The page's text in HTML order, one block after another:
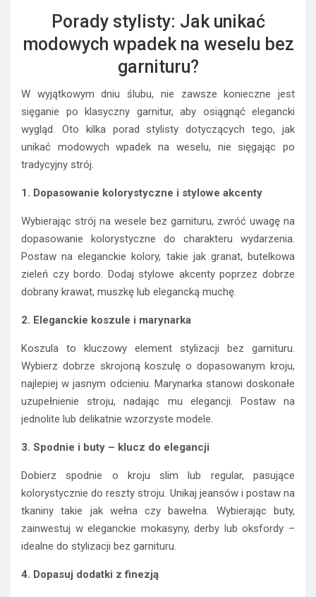
Porady stylisty: Jak unikać
modowych wpadek na weselu bez
garnituru?
W wyjątkowym dniu ślubu, nie zawsze konieczne jest
sięganie po klasyczny garnitur, aby osiągnąć elegancki
wygląd. Oto kilka porad stylisty dotyczących tego, jak
unikać modowych wpadek na weselu, nie sięgając po
tradycyjny strój.
1. Dopasowanie kolorystyczne i stylowe akcenty
Wybierając strój na wesele bez garnituru, zwróć uwagę na
dopasowanie kolorystyczne do charakteru wydarzenia.
Postaw na eleganckie kolory, takie jak granat, butelkowa
zieleń czy bordo. Dodaj stylowe akcenty poprzez dobrze
dobrany krawat, muszkę lub elegancką muchę.
2. Eleganckie koszule i marynarka
Koszula to kluczowy element stylizacji bez garnituru.
Wybierz dobrze skrojoną koszulę o dopasowanym kroju,
najlepiej w jasnym odcieniu. Marynarka stanowi doskonałe
uzupełnienie stroju, nadając mu elegancji. Postaw na
jednolite lub delikatnie wzorzyste modele.
3. Spodnie i buty – klucz do elegancji
Dobierz spodnie o kroju slim lub regular, pasujące
kolorystycznie do reszty stroju. Unikaj jeansów i postaw na
tkaniny takie jak wełna czy bawełna. Wybierając buty,
zainwestuj w eleganckie mokasyny, derby lub oksfordy –
idealne do stylizacji bez garnituru.
4. Dopasuj dodatki z finezją